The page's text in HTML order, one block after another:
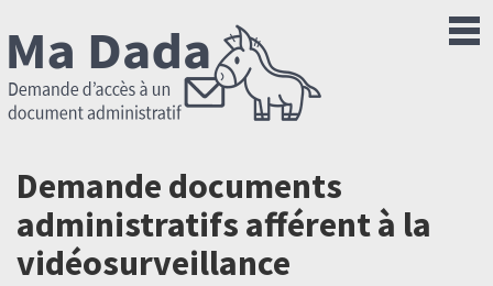
Demande documents
administratifs afférent à la
vidéosurveillance